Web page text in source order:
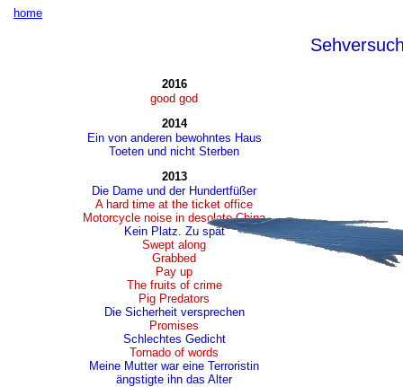
home
2016
good god
2014
Ein von anderen bewohntes Haus
Toeten und nicht Sterben
2013
Die Dame und der Hundertfüßer
A hard time at the ticket office
Motorcycle noise in desolate China
Kein Platz. Zu spät
Swept along
Grabbed
Pay up
The fruits of crime
Pig Predators
Die Sicherheit versprechen
Promises
Schlechtes Gedicht
Tornado of words
Meine Mutter war eine Terroristin
ängstigte ihn das Alter